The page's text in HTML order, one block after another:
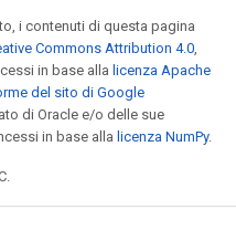
i contenuti di questa pagina
Commons Attribution 4.0,
in base alla licenza Apache
del sito di Google
di Oracle e/o delle sue
in base alla licenza NumPy.